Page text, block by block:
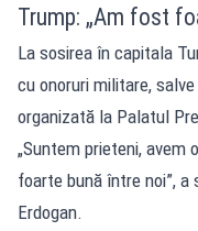
Trump: „Am fost
La sosirea în capitala
cu onoruri militare,
organizată la Palatul
„Suntem prieteni, avem
foarte bună între noi”, a
Erdogan.